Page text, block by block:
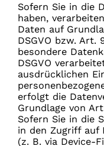
Sofern Sie in die
haben,
Daten auf
DSGVO bzw. Art.
besondere
DSGVO
ausdrücklichen
erfolgt die
Grundlage von
Sofern Sie in die
in den Zugriff auf
(z. B. via Device-